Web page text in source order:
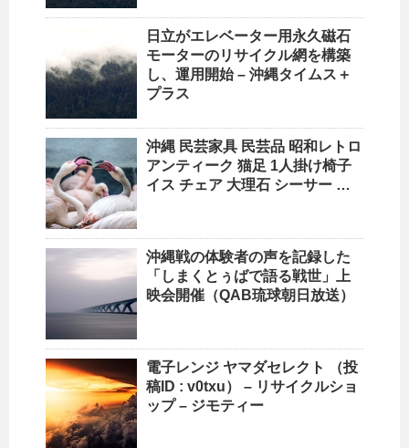
日立がエレベーター用永久磁石
モーターのリサイクル網を構築
し、運用開始 – 沖縄タイムス＋
プラス
沖縄 民芸家具 民芸品 昭和レトロ
アンティーク 猫足 1人掛け椅子
イス チェア 大理石 シーサー …
沖縄戦の体験者の声を記録した
「しまくとぅばで語る戦世」上
映会開催（QAB琉球朝日放送）
電子レンジ ヤマダセレクト （投
稿ID : v0txu） – リサイクルショ
ップ– ジモティー